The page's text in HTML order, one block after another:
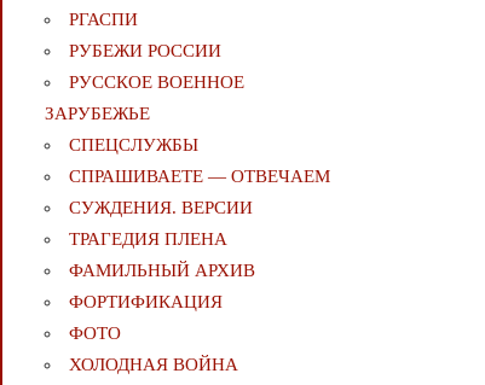
РГАСПИ
РУБЕЖИ РОССИИ
РУССКОЕ ВОЕННОЕ
ЗАРУБЕЖЬЕ
СПЕЦСЛУЖБЫ
СПРАШИВАЕТЕ — ОТВЕЧАЕМ
СУЖДЕНИЯ. ВЕРСИИ
ТРАГЕДИЯ ПЛЕНА
ФАМИЛЬНЫЙ АРХИВ
ФОРТИФИКАЦИЯ
ФОТО
ХОЛОДНАЯ ВОЙНА